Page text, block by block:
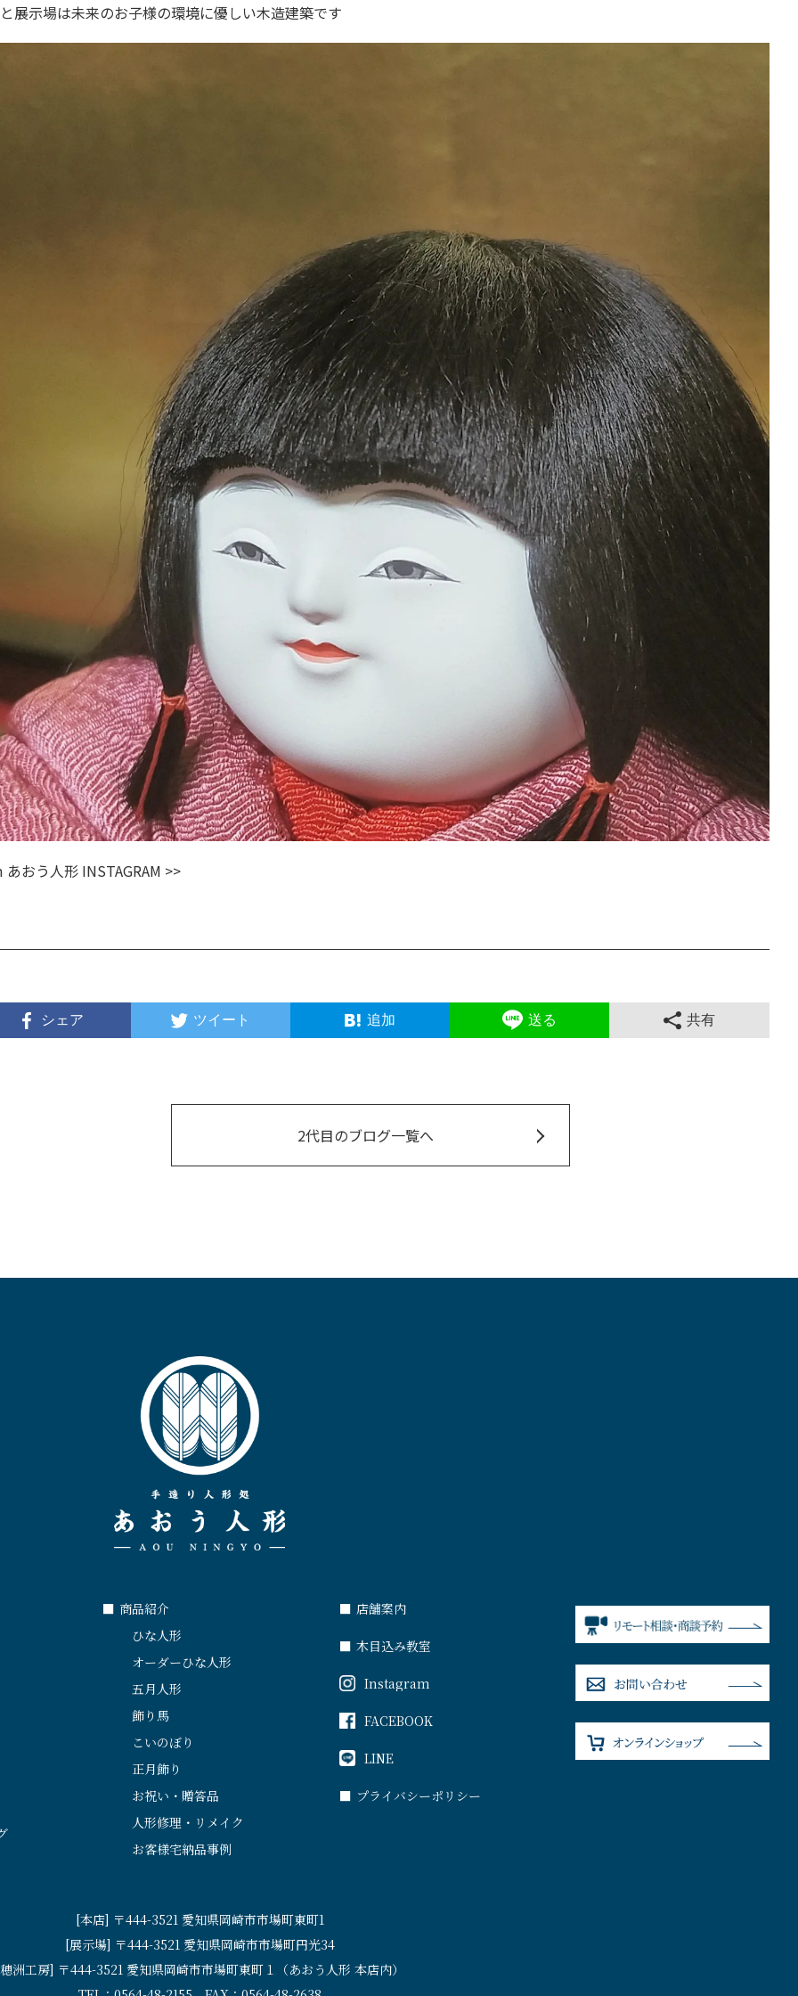
展示場は未来のお子様の環境に優しい木造建築です
あおう人形 INSTAGRAM >>
シェア ツイート 追加 送る 共有
2代目のブログ一覧へ
■ 商品紹介
ひな人形
オーダーひな人形
五月人形
飾り馬
こいのぼり
正月飾り
お祝い・贈答品
人形修理・リメイク
お客様宅納品事例
■ 店舗案内
■ 木目込み教室
Instagram
FACEBOOK
LINE
■ プライバシーポリシー
[本店] 〒444-3521 愛知県岡崎市市場町東町1
[展示場] 〒444-3521 愛知県岡崎市市場町円光34
洲工房] 〒444-3521 愛知県岡崎市市場町東町１（あおう人形 本店内）